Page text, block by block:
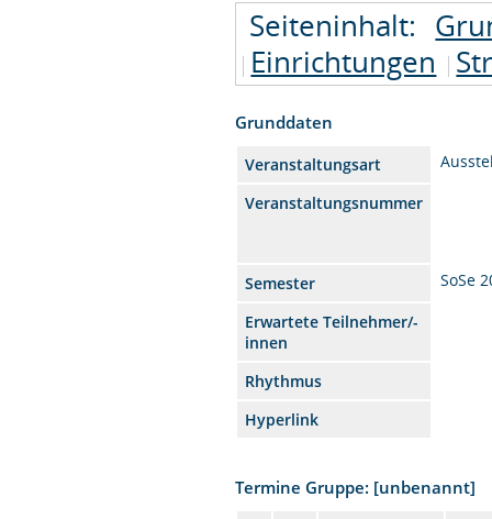
Seiteninhalt:
Einrichtungen
Grunddaten
Veranstaltungsart
Veranstaltungsnummer
Semester
SoSe
Erwartete Teilnehmer/-
innen
Rhythmus
Hyperlink
Termine Gruppe: [unbenannt]